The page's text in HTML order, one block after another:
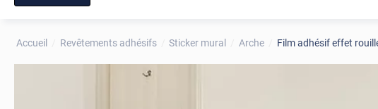
Accueil Revêtements adhésifs Sticker mural Arche Film adhésif effet